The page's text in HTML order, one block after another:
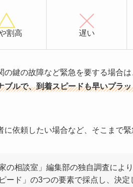
割高
遅い
鍵の故障など緊急を要する場合は
ブルで、到着スピードも早いプラ
依頼したい場合など、そこまで
の相談室」編集部の独自調査によ
ード」の3つの要素で採点し、決